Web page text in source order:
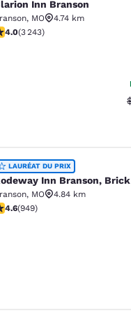
Branson
Inn Branson
, MO
4.74 km
étoiles. Très Bien. 3243
4.0(3 243)
Branson,
LAURÉAT DU PRIX
Inn Branson,
, MO
4.84 km
étoiles. Exceptionnel. 949
4.6(949)